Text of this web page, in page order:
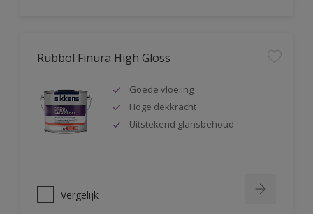
Rubbol Finura High Gloss
Goede vloeiing
Hoge dekkracht
Uitstekend glansbehoud
Vergelijk